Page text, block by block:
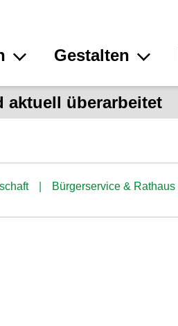
Gestalten
aktuell überarbeitet
Bürgerservice & Rathaus